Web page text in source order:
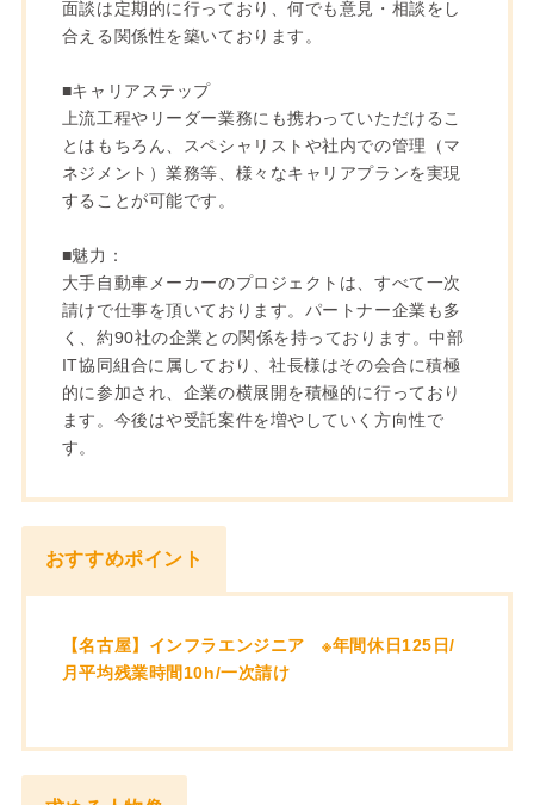
面談は定期的に行っており、何でも意見・相談をし
合える関係性を築いております。
■キャリアステップ
上流工程やリーダー業務にも携わっていただけるこ
とはもちろん、スペシャリストや社内での管理（マ
ネジメント）業務等、様々なキャリアプランを実現
することが可能です。
■魅力：
大手自動車メーカーのプロジェクトは、すべて一次
請けで仕事を頂いております。パートナー企業も多
く、約90社の企業との関係を持っております。中部
IT協同組合に属しており、社長様はその会合に積極
的に参加され、企業の横展開を積極的に行っており
ます。今後はや受託案件を増やしていく方向性で
す。
おすすめポイント
【名古屋】インフラエンジニア ※年間休日125日/
月平均残業時間10h/一次請け